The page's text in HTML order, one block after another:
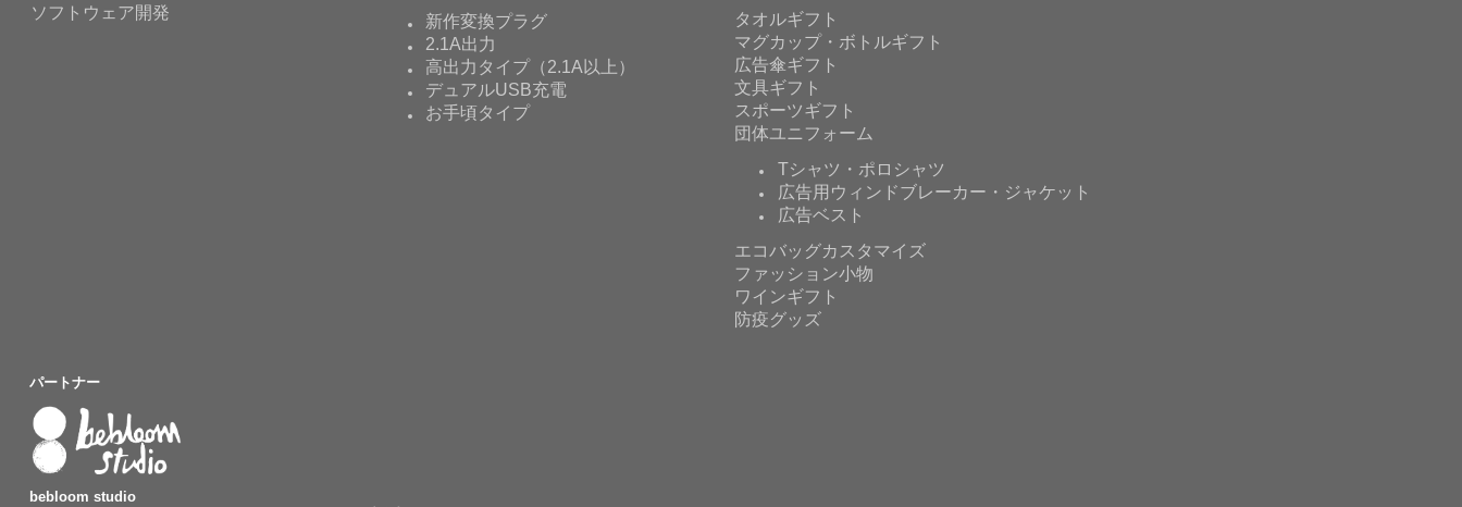
ソフトウェア開発
新作変換プラグ
2.1A出力
高出力タイプ（2.1A以上）
デュアルUSB充電
お手頃タイプ
タオルギフト
マグカップ・ボトルギフト
広告傘ギフト
文具ギフト
スポーツギフト
団体ユニフォーム
Tシャツ・ポロシャツ
広告用ウィンドブレーカー・ジャケット
広告ベスト
エコバッグカスタマイズ
ファッション小物
ワインギフト
防疫グッズ
パートナー
bebloom studio